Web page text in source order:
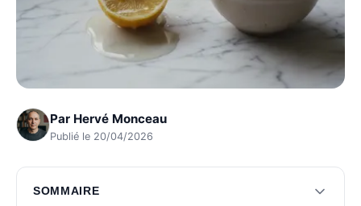
Par Hervé Monceau
Publié le 20/04/2026
SOMMAIRE